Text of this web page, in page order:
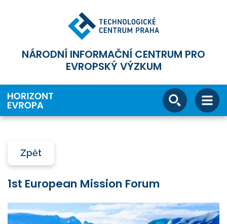
NÁRODNÍ INFORMAČNÍ CENTRUM PRO
EVROPSKÝ VÝZKUM
Zpět
1st European Mission Forum